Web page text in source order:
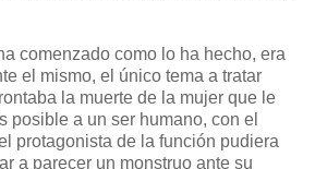
comenzado como lo ha hecho, era
el mismo, el único tema a tratar
la muerte de la mujer que le
posible a un ser humano, con el
protagonista de la función pudiera
a parecer un monstruo ante su